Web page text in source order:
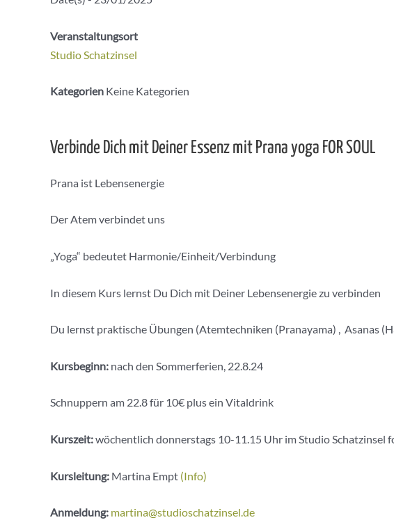
Veranstaltungsort
Studio Schatzinsel
Kategorien Keine Kategorien
Verbinde Dich mit Deiner Essenz mit Prana yoga FOR SOUL
Prana ist Lebensenergie
Der Atem verbindet uns
„Yoga“ bedeutet Harmonie/Einheit/Verbindung
In diesem Kurs lernst Du Dich mit Deiner Lebensenergie zu verbinden
Du lernst praktische Übungen (Atemtechniken (Pranayama) , Asanas
Kursbeginn: nach den Sommerferien, 22.8.24
Schnuppern am 22.8 für 10€ plus ein Vitaldrink
Kurszeit:wöchentlich donnerstags 10-11.15 Uhr im Studio Schatzinsel
Kursleitung: Martina Empt (Info)
Anmeldung: martina@studioschatzinsel.de